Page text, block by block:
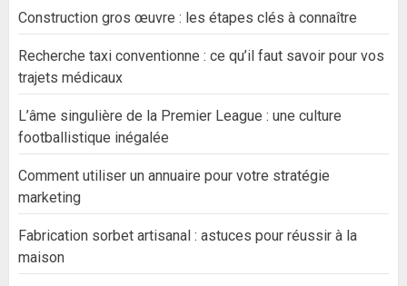
Construction gros œuvre : les étapes clés à connaître
Recherche taxi conventionne : ce qu’il faut savoir pour vos
trajets médicaux
L’âme singulière de la Premier League : une culture
footballistique inégalée
Comment utiliser un annuaire pour votre stratégie
marketing
Fabrication sorbet artisanal : astuces pour réussir à la
maison